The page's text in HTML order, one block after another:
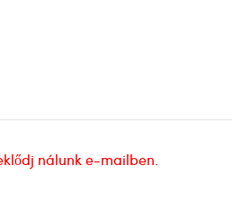
nálunk e-mailben.